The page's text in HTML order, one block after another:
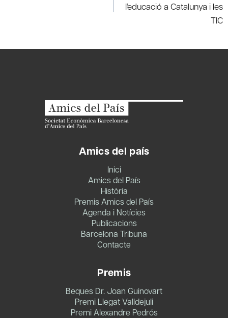
l’educació a Catalunya i les
TIC
Amics del país
Inici
Amics del País
Història
Premis Amics del País
Agenda i Notícies
Publicacions
Barcelona Tribuna
Contacte
Premis
Beques Dr. Joan Guinovart
Premi Llegat Valldejuli
Premi Alexandre Pedrós